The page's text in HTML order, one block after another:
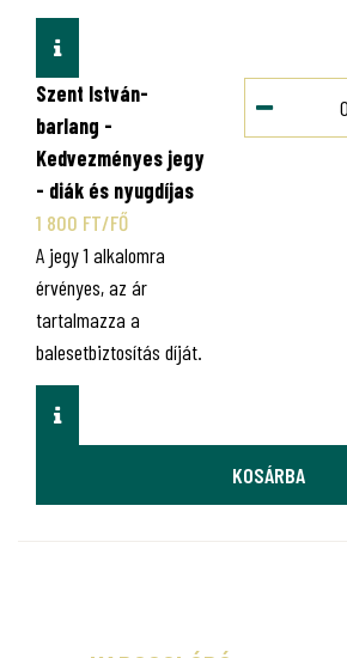
INFO
Szent István-
barlang -
Kedvezményes jegy
- diák és nyugdíjas
1 800 FT/FŐ
A jegy 1 alkalomra
érvényes, az ár
tartalmazza a
balesetbiztosítás díját.
INFO
KOSÁRBA